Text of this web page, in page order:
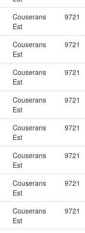
Couserans
Est
9721
Couserans
Est
9721
Couserans
Est
9721
Couserans
Est
9721
Couserans
Est
9721
Couserans
Est
9721
Couserans
Est
9721
Couserans
Est
9721